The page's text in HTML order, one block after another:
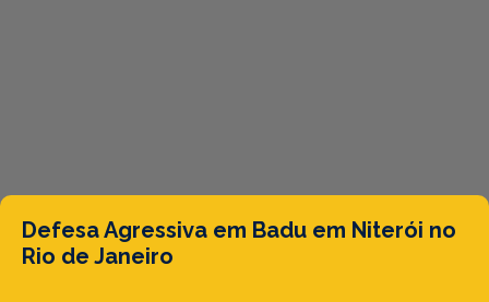
Defesa Agressiva em Badu em Niterói no
Rio de Janeiro